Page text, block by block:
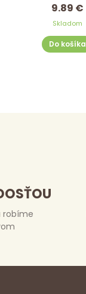
9.89 €
Skladom
Do košíka
robíme